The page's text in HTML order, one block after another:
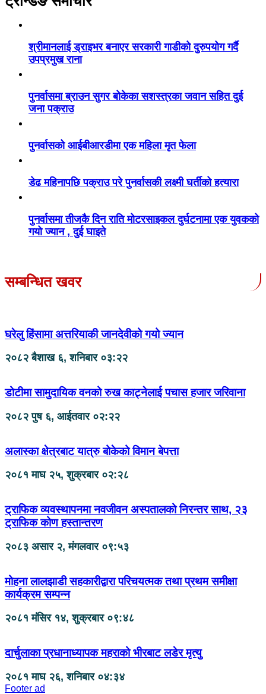
श्रीमानलाई ड्राइभर बनाएर सरकारी गाडीको दुरुपयोग गर्दै
उपप्रमुख राना
पुनर्वासमा ब्राउन सुगर बोकेका सशस्त्रका जवान सहित दुई
जना पक्राउ
पुनर्वासको आईबीआरडीमा एक महिला मृत फेला
डेढ महिनापछि पक्राउ परे पुनर्वासकी लक्ष्मी घर्तीको हत्यारा
पुनर्वासमा तीजकै दिन राति मोटरसाइकल दुर्घटनामा एक युवकको
गयो ज्यान , दुई घाइते
सम्बन्धित खवर
घरेलु हिंसामा अत्तरियाकी जानदेवीको गयो ज्यान
२०८२ बैशाख ६, शनिबार ०३:२२
डोटीमा सामुदायिक वनको रुख काट्नेलाई पचास हजार जरिवाना
२०८२ पुष ६, आईतवार ०२:२२
अलास्का क्षेत्रबाट यात्रु बोकेको विमान बेपत्ता
२०८१ माघ २५, शुक्रबार ०२:२८
ट्राफिक व्यवस्थापनमा नवजीवन अस्पतालको निरन्तर साथ, २३
ट्राफिक कोण हस्तान्तरण
२०८३ असार २, मंगलवार ०९:५३
मोहना लालझाडी सहकारीद्वारा परिचयत्मक तथा प्रथम समीक्षा
कार्यक्रम सम्पन्न
२०८१ मंसिर १४, शुक्रबार ०९:४८
दार्चुलाका प्रधानाध्यापक महराको भीरबाट लडेर मृत्यु
२०८१ माघ २६, शनिबार ०४:३४
Footer ad